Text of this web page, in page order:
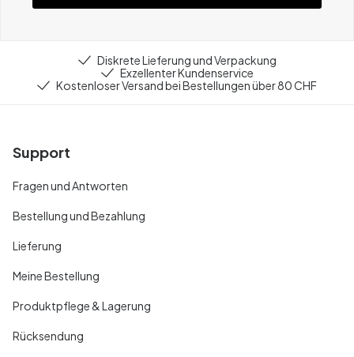
Diskrete Lieferung und Verpackung
Exzellenter Kundenservice
Kostenloser Versand bei Bestellungen über 80 CHF
Support
Fragen und Antworten
Bestellung und Bezahlung
Lieferung
Meine Bestellung
Produktpflege & Lagerung
Rücksendung